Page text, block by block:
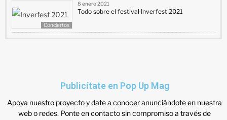
Conciertos
8 enero 2021
Todo sobre el festival Inverfest 2021
Publicítate en Pop Up Mag
Apoya nuestro proyecto y date a conocer anunciándote en nuestra
web o redes. Ponte en contacto sin compromiso a través de